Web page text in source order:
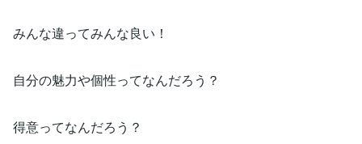
みんな違ってみんな良い！
自分の魅力や個性ってなんだろう？
得意ってなんだろう？